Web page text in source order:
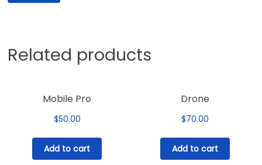
Related products
Mobile Pro
$50.00
Add to cart
Drone
$70.00
Add to cart